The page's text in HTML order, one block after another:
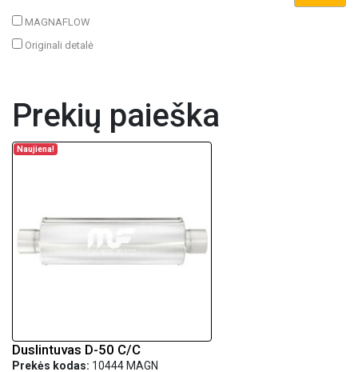
MAGNAFLOW
Originali detalė
Prekių paieška
Naujiena!
Duslintuvas D-50 C/C
Prekės kodas: 10444 MAGN